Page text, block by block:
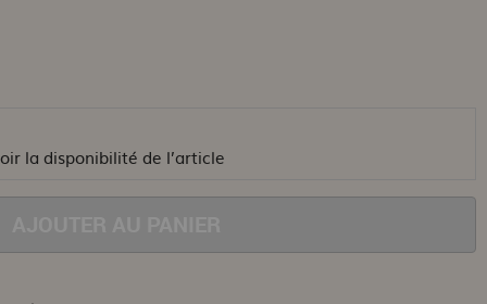
la disponibilité de l’article